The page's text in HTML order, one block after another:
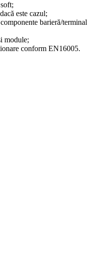
este cazul;
barieră/terminal
module;
conform EN16005.